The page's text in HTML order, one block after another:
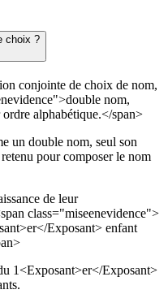
choix ?
conjointe de choix de nom,
nom,
alphabétique.</span>
un double nom, seul son
pour composer le nom
de leur
class="miseenevidence">
Exposant> enfant
1<Exposant>er</Exposant>